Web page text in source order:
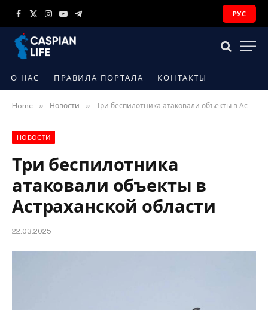
Facebook
X
Instagram
YouTubeTelegram
РУС
О НАС ПРАВИЛА ПОРТАЛА КОНТАКТЫ
Home » Новости » Три беспилотника атаковали объекты в Астраханской области
НОВОСТИ
Три беспилотника
атаковали объекты в
Астраханской области
22.03.2025